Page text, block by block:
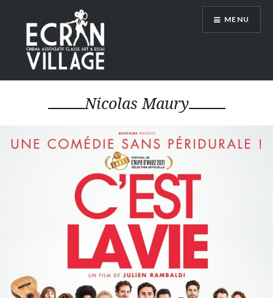
contenu
principal
ÉCRAN VILLAGE
MENU
Nicolas Maury